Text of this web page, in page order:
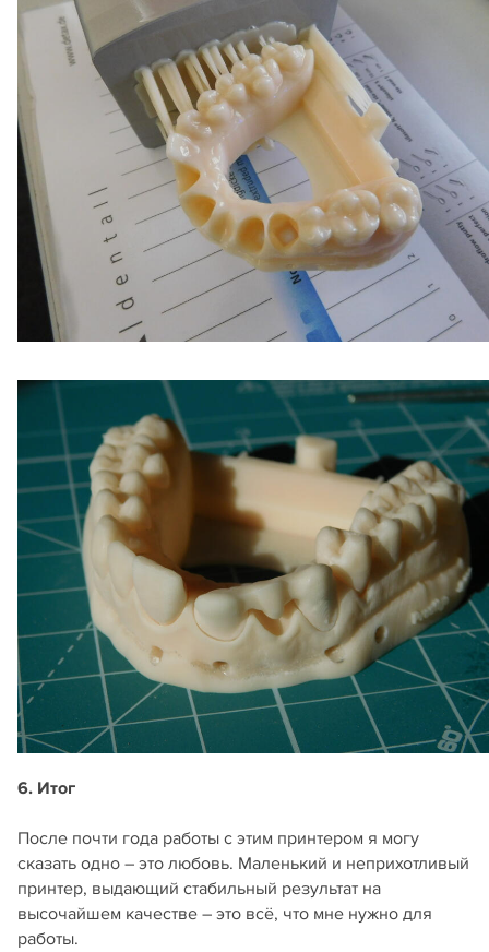
6. Итог
После почти года работы с этим принтером я могу
сказать одно – это любовь. Маленький и неприхотливый
принтер, выдающий стабильный результат на
высочайшем качестве – это всё, что мне нужно для
работы.